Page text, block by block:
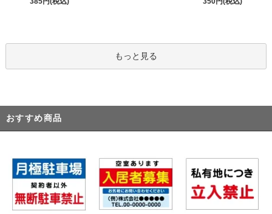
もっと見る
おすすめ商品